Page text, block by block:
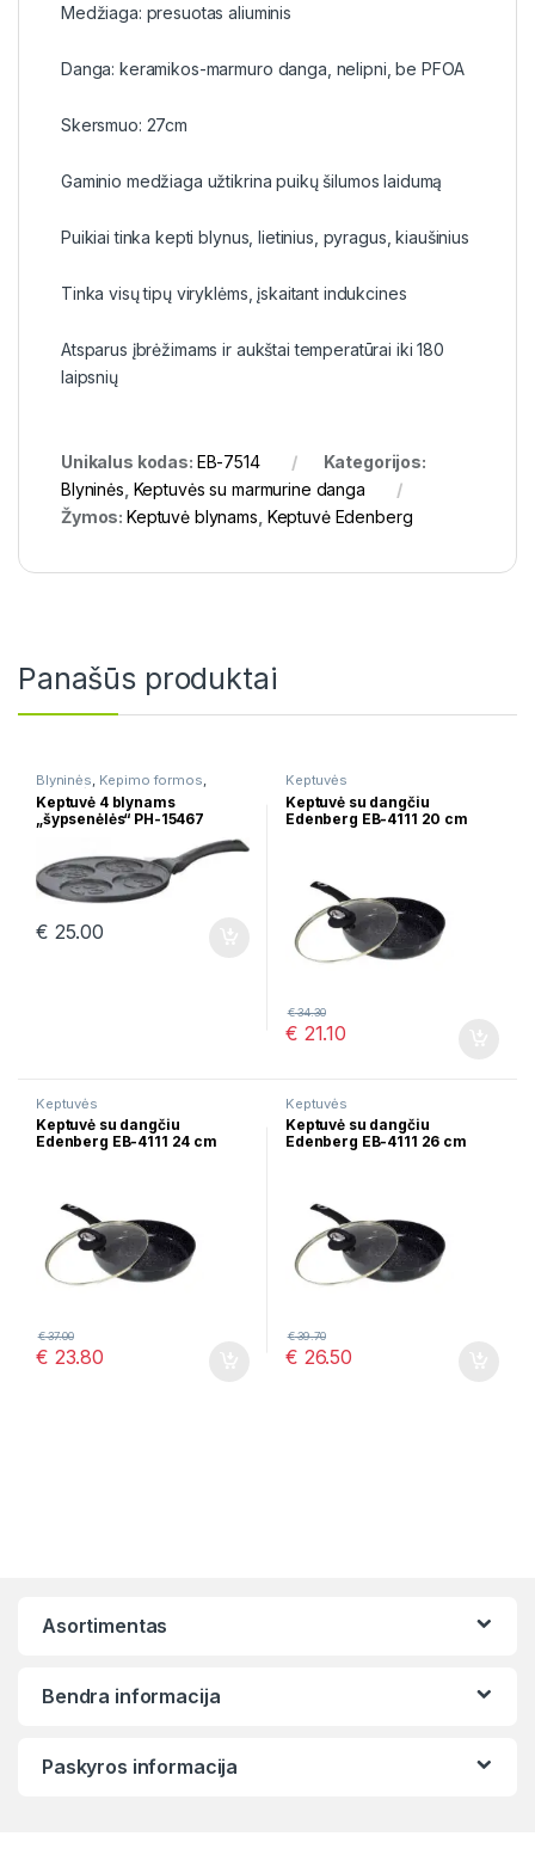
Medžiaga: presuotas aliuminis
Danga: keramikos-marmuro danga, nelipni, be PFOA
Skersmuo: 27cm
Gaminio medžiaga užtikrina puikų šilumos laidumą
Puikiai tinka kepti blynus, lietinius, pyragus, kiaušinius
Tinka visų tipų viryklėms, įskaitant indukcines
Atsparus įbrėžimams ir aukštai temperatūrai iki 180
laipsnių
Unikalus kodas: EB-7514
Kategorijos:
Blyninės Keptuvės su marmurine danga
Žymos:Keptuvė blynams Keptuvė Edenberg
Panašūs produktai
Blyninės, Kepimo formos,
Keptuvės
Keptuvė 4 blynams
„šypsenėlės“ PH-15467
€ 25.00
Keptuvės
Keptuvė su dangčiu
Edenberg EB-4111 20 cm
€ 21.10
€34.30
Keptuvės
Keptuvė su dangčiu
Edenberg EB-4111 24 cm
€ 23.80
€37.00
Keptuvės
Keptuvė su dangčiu
Edenberg EB-4111 26 cm
€ 26.50
€39.70
Asortimentas
Bendra informacija
Paskyros informacija